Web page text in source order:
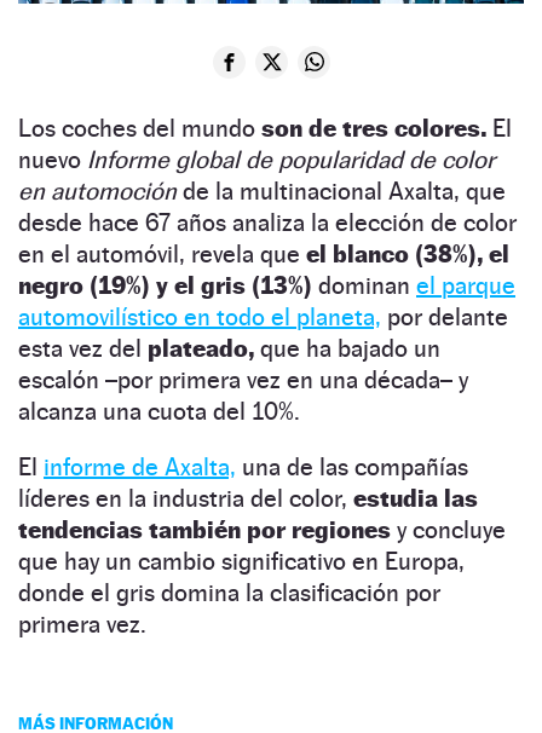
Los coches del mundo son de tres colores. El
nuevo Informe global de popularidad de color
en automoción de la multinacional Axalta, que
desde hace 67 años analiza la elección de color
en el automóvil, revela que el blanco (38%), el
negro (19%) y el gris (13%) dominan el parque
automovilístico en todo el planeta, por delante
esta vez del plateado, que ha bajado un
escalón –por primera vez en una década– y
alcanza una cuota del 10%.
El informe de Axalta, una de las compañías
líderes en la industria del color, estudia las
tendencias también por regiones y concluye
que hay un cambio significativo en Europa,
donde el gris domina la clasificación por
primera vez.
MÁS INFORMACIÓN